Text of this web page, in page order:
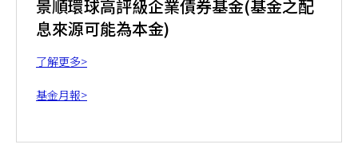
景順環球高評級企業債券基金(基金之配
息來源可能為本金)
了解更多>
基金月報>